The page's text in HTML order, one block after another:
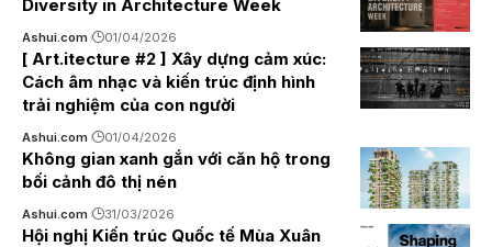
Diversity in Architecture Week
Ashui.com 01/04/2026
[ Art.itecture #2 ] Xây dựng cảm xúc:
Cách âm nhạc và kiến trúc định hình
trải nghiệm của con người
Ashui.com 01/04/2026
Không gian xanh gắn với căn hộ trong
bối cảnh đô thị nén
Ashui.com 31/03/2026
Hội nghị Kiến trúc Quốc tế Mùa Xuân